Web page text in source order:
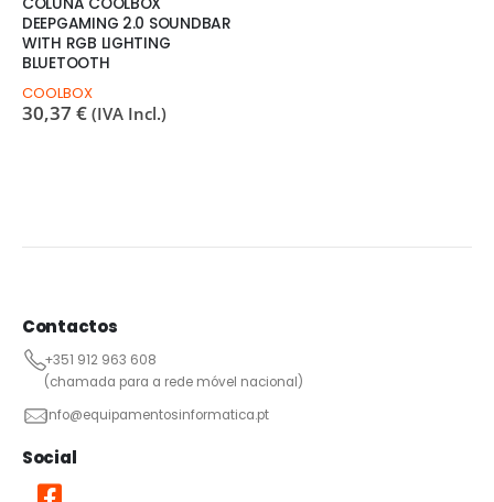
DEEPGAMING 2.0 SOUNDBAR
WITH RGB LIGHTING
BLUETOOTH
COOLBOX
30,37 € (IVA Incl.)
Contactos
+351 912 963 608
(chamada para a rede móvel nacional)
info@equipamentosinformatica.pt
Social